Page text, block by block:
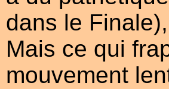
dans le
Mais ce qui
mouvement